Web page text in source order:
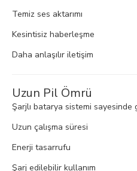
Temiz ses aktarımı
Kesintisiz haberleşme
Daha anlaşılır iletişim
Uzun Pil Ömrü
Şarjlı batarya sistemi sayesinde
Uzun çalışma süresi
Enerji tasarrufu
Şarj edilebilir kullanım